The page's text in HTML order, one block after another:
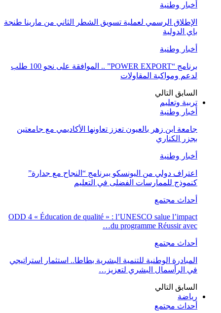
أخبار وطنية
الإطلاق الرسمي لعملية تسويق الشطر الثاني من مارينا طنجة
باي الدولية
أخبار وطنية
برنامج “POWER EXPORT” .. الموافقة على نحو 100 طلب
لدعم ومواكبة المقاولات
السابق التالي
تربية وتعليم
أخبار وطنية
جامعة ابن زهر بالعيون تعزز تعاونها الأكاديمي مع جامعتين
بجزر الكناري
أخبار وطنية
اعتراف دولي من اليونسكو ببرنامج “النجاح مع جدارة”
كنموذج للممارسات الفضلى في التعليم
أحداث مجتمع
ODD 4 « Éducation de qualité » : l’UNESCO salue l’impact
du programme Réussir avec…
أحداث مجتمع
المبادرة الوطنية للتنمية البشرية بطاطا.. استثمار استراتيجي
في الرأسمال البشري لتعزيز…
السابق التالي
رياضة
أحداث مجتمع